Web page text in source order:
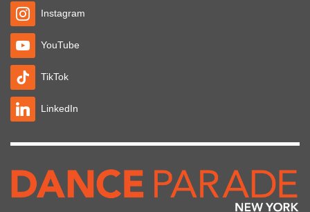
Instagram
YouTube
TikTok
LinkedIn